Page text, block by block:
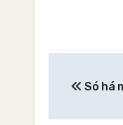
Só há